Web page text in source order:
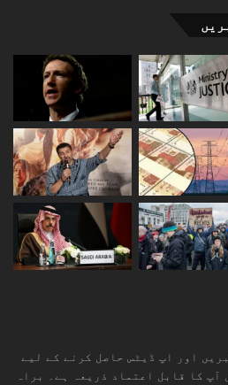
اور اپ ڈیٹس حاصل کرنے کے لیے
کا قابل اعتماد ذریعہ ہے۔ براہ